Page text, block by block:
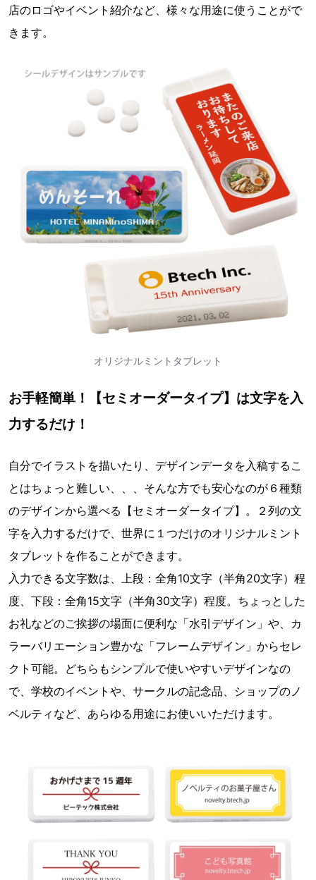
店のロゴやイベント紹介など、様々な用途に使うことがで
きます。
オリジナルミントタブレット
お手軽簡単！【セミオーダータイプ】は文字を入
力するだけ！
自分でイラストを描いたり、デザインデータを入稿するこ
とはちょっと難しい、、、そんな方でも安心なのが６種類
のデザインから選べる【セミオーダータイプ】。２列の文
字を入力するだけで、世界に１つだけのオリジナルミント
タブレットを作ることができます。
入力できる文字数は、上段：全角10文字（半角20文字）程
度、下段：全角15文字（半角30文字）程度。ちょっとした
お礼などのご挨拶の場面に便利な「水引デザイン」や、カ
ラーバリエーション豊かな「フレームデザイン」からセレ
クト可能。どちらもシンプルで使いやすいデザインなの
で、学校のイベントや、サークルの記念品、ショップのノ
ベルティなど、あらゆる用途にお使いいただけます。